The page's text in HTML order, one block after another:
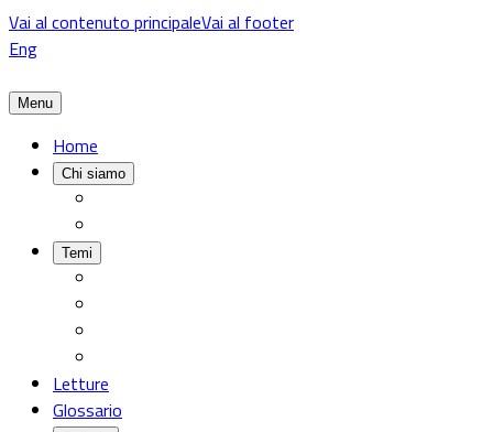
Vai al contenuto principaleVai al footer
Eng
Menu
Home
Chi siamo
Temi
Letture
Glossario